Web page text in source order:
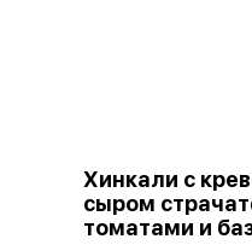
Хинкали с
сыром
томатами и